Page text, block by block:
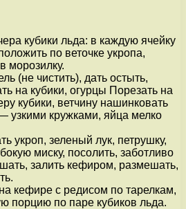
кубики льда: в каждую ячейку
по веточке укропа,
морозилку.
(не чистить), дать остыть,
на кубики, огурцы Порезать на
кубики, ветчину нашинковать
узкими кружками, яйца мелко
укроп, зеленый лук, петрушку,
миску, посолить, заботливо
залить кефиром, размешать,
кефире с редисом по тарелкам,
порцию по паре кубиков льда.